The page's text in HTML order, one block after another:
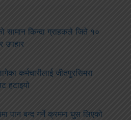
सामान किन्दा ग्राहकले जिते १०
उपहार
कर्मचारीलाई जीतपुरसिमरा
हटाइयो
पान बन्द गर्ने क्रममा घुस लिएको